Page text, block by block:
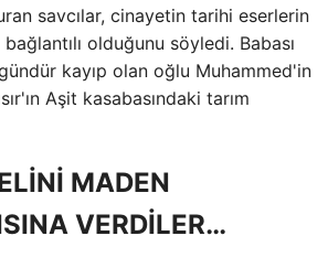
savcılar, cinayetin tarihi eserlerin
bağlantılı olduğunu söyledi. Babası
kayıp olan oğlu Muhammed'in
Aşit kasabasındaki tarım
MADEN
VERDİLER…